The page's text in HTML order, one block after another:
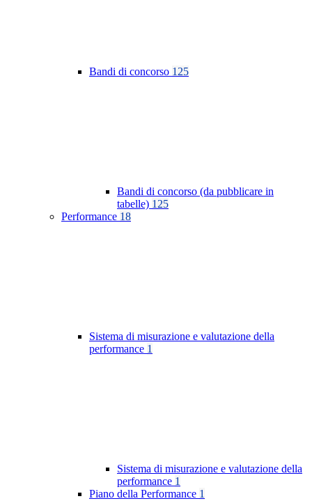
Bandi di concorso 125
Bandi di concorso (da pubblicare in
tabelle) 125
Performance 18
Sistema di misurazione e valutazione della
performance 1
Sistema di misurazione e valutazione della
performance 1
Piano della Performance 1